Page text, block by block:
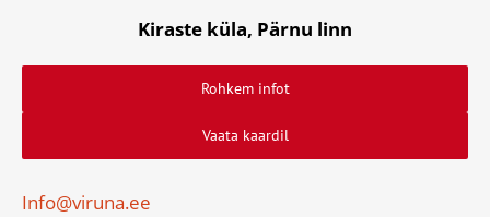
Kiraste küla, Pärnu linn
Rohkem infot
Vaata kaardil
Info@viruna.ee